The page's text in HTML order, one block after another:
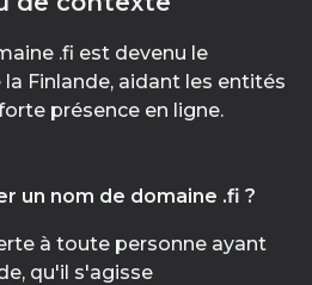
.fi est devenu le
Finlande, aidant les entités
présence en ligne.
un nom de domaine .fi ?
à toute personne ayant
qu'il s'agisse